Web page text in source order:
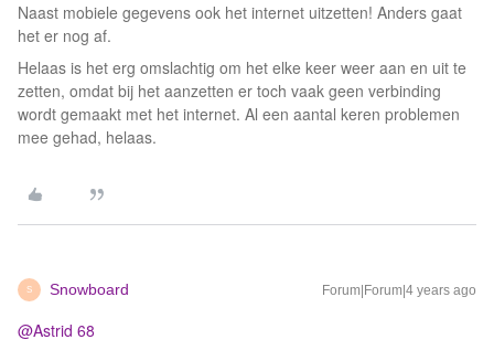
Naast mobiele gegevens ook het internet uitzetten! Anders gaat
het er nog af.
Helaas is het erg omslachtig om het elke keer weer aan en uit te
zetten, omdat bij het aanzetten er toch vaak geen verbinding
wordt gemaakt met het internet. Al een aantal keren problemen
mee gehad, helaas.
S Snowboard Forum|Forum|4 years ago
@Astrid 68